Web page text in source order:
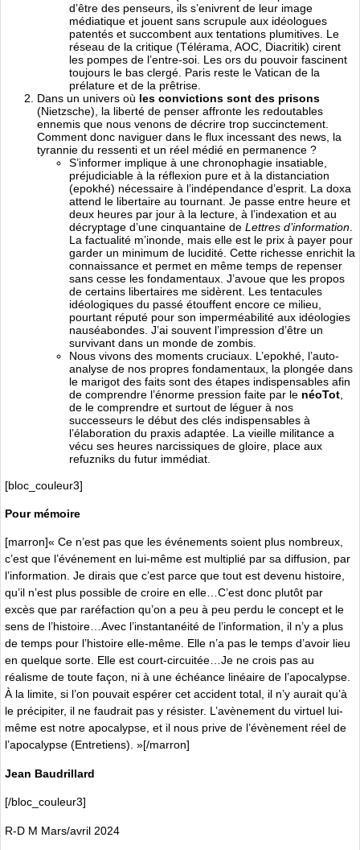
d’être des penseurs, ils s’enivrent de leur image
médiatique et jouent sans scrupule aux idéologues
patentés et succombent aux tentations plumitives. Le
réseau de la critique (Télérama, AOC, Diacritik) cirent
les pompes de l’entre-soi. Les ors du pouvoir fascinent
toujours le bas clergé. Paris reste le Vatican de la
prélature et de la prêtrise.
Dans un univers où les convictions sont des prisons
(Nietzsche), la liberté de penser affronte les redoutables
ennemis que nous venons de décrire trop succinctement.
Comment donc naviguer dans le flux incessant des news, la
tyrannie du ressenti et un réel médié en permanence ?
S’informer implique à une chronophagie insatiable,
préjudiciable à la réflexion pure et à la distanciation
(epokhé) nécessaire à l’indépendance d’esprit. La doxa
attend le libertaire au tournant. Je passe entre heure et
deux heures par jour à la lecture, à l’indexation et au
décryptage d’une cinquantaine de Lettres d’information.
La factualité m’inonde, mais elle est le prix à payer pour
garder un minimum de lucidité. Cette richesse enrichit la
connaissance et permet en même temps de repenser
sans cesse les fondamentaux. J’avoue que les propos
de certains libertaires me sidèrent. Les tentacules
idéologiques du passé étouffent encore ce milieu,
pourtant réputé pour son imperméabilité aux idéologies
nauséabondes. J’ai souvent l’impression d’être un
survivant dans un monde de zombis.
Nous vivons des moments cruciaux. L’epokhé, l’auto-
analyse de nos propres fondamentaux, la plongée dans
le marigot des faits sont des étapes indispensables afin
de comprendre l’énorme pression faite par le néoTot,
de le comprendre et surtout de léguer à nos
successeurs le début des clés indispensables à
l’élaboration du praxis adaptée. La vieille militance a
vécu ses heures narcissiques de gloire, place aux
refuzniks du futur immédiat.
[bloc_couleur3]
Pour mémoire
[marron]« Ce n’est pas que les événements soient plus nombreux,
c’est que l’événement en lui-même est multiplié par sa diffusion, par
l’information. Je dirais que c’est parce que tout est devenu histoire,
qu’il n’est plus possible de croire en elle…C’est donc plutôt par
excès que par raréfaction qu’on a peu à peu perdu le concept et le
sens de l’histoire…Avec l’instantanéité de l’information, il n’y a plus
de temps pour l’histoire elle-même. Elle n’a pas le temps d’avoir lieu
en quelque sorte. Elle est court-circuitée…Je ne crois pas au
réalisme de toute façon, ni à une échéance linéaire de l’apocalypse.
À la limite, si l’on pouvait espérer cet accident total, il n’y aurait qu’à
le précipiter, il ne faudrait pas y résister. L’avènement du virtuel lui-
même est notre apocalypse, et il nous prive de l’évènement réel de
l’apocalypse (Entretiens). »[/marron]
Jean Baudrillard
[/bloc_couleur3]
R-D M Mars/avril 2024